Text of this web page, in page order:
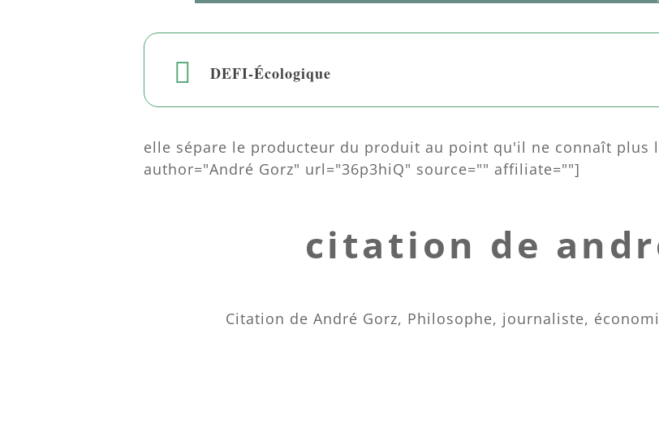
DEFI-Écologique
elle sépare le producteur du produit au point qu'il ne connaît
author="André Gorz" url="36p3hiQ" source="" affiliate=""]
citation de
Citation de André Gorz, Philosophe, journaliste,